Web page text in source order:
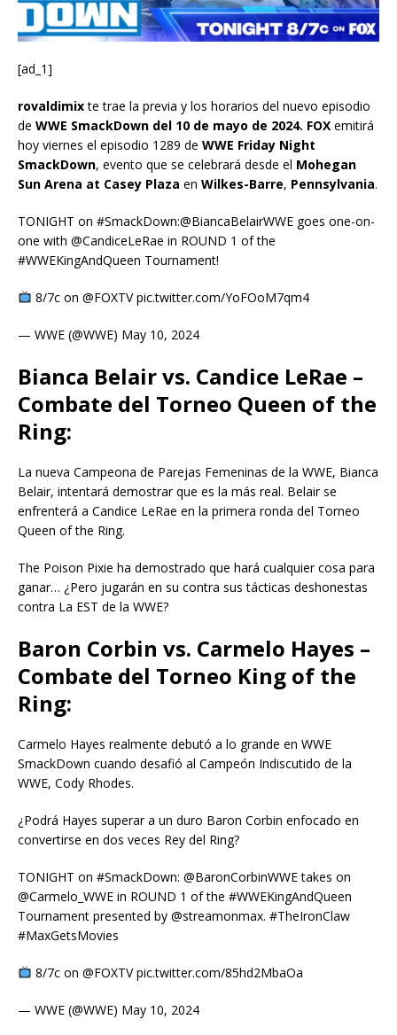
[ad_1]
rovaldimixte trae la previa y los horarios del nuevo episodio
de WWE SmackDown del 10 de mayo de 2024. FOX emitirá
hoy viernes el episodio 1289 de WWE Friday Night
SmackDown, evento que se celebrará desde el Mohegan
Sun Arena at Casey Plaza en Wilkes-Barre, Pennsylvania.
TONIGHT on #SmackDown:@BiancaBelairWWE goes one-on-
one with @CandiceLeRae in ROUND 1 of the
#WWEKingAndQueen Tournament!
8/7c on @FOXTV pic.twitter.com/YoFOoM7qm4
— WWE (@WWE) May 10, 2024
Bianca Belair vs. Candice LeRae –
Combate del Torneo Queen of the
Ring:
La nueva Campeona de Parejas Femeninas de la WWE, Bianca
Belair, intentará demostrar que es la más real. Belair se
enfrenterá a Candice LeRae en la primera ronda del Torneo
Queen of the Ring.
The Poison Pixie ha demostrado que hará cualquier cosa para
ganar… ¿Pero jugarán en su contra sus tácticas deshonestas
contra La EST de la WWE?
Baron Corbin vs. Carmelo Hayes –
Combate del Torneo King of the
Ring:
Carmelo Hayes realmente debutó a lo grande en WWE
SmackDown cuando desafió al Campeón Indiscutido de la
WWE, Cody Rhodes.
¿Podrá Hayes superar a un duro Baron Corbin enfocado en
convertirse en dos veces Rey del Ring?
TONIGHT on #SmackDown: @BaronCorbinWWE takes on
@Carmelo_WWE in ROUND 1 of the #WWEKingAndQueen
Tournament presented by @streamonmax. #TheIronClaw
#MaxGetsMovies
8/7c on @FOXTV pic.twitter.com/85hd2MbaOa
— WWE (@WWE) May 10, 2024